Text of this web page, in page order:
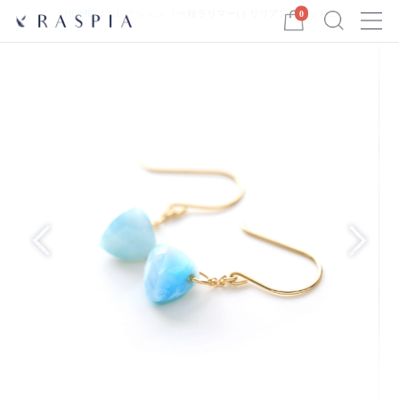
Menu
0
HOME コレクション 一粒ラリマー(トリリアントカット...